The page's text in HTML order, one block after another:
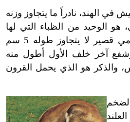
في الهند، نادراً ما يتجاوز وزنه
هو الوحيد من الظباء التي لها
قصير لا يتجاوز طوله 5 سم
آخر خلف الأول أطول منه
والذكر هو الذي يحمل القرون